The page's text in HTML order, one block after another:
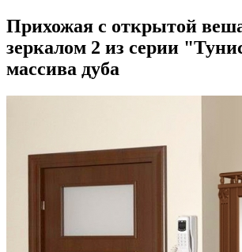
Прихожая с открытой
зеркалом 2 из серии
массива дуба